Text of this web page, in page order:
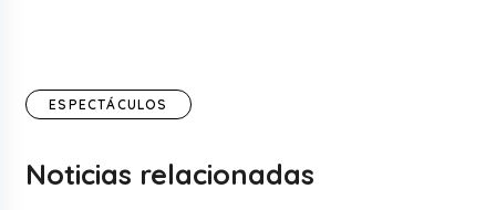
ESPECTÁCULOS
Noticias relacionadas